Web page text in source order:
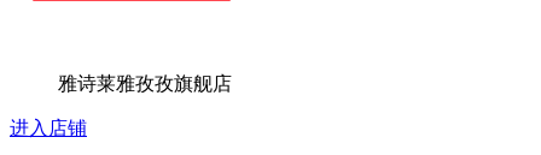
雅诗莱雅孜孜旗舰店
进入店铺